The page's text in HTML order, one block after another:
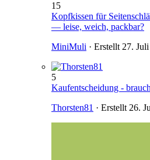
15
Kopfkissen für
— leise, weich, packbar?
MiniMuli · Erstellt 27. Juli
5
Kaufentscheidung -
Thorsten81 · Erstellt 26.